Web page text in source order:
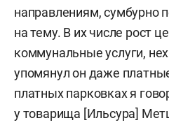
направлениям, сумбурно
на тему. В их числе рост
коммунальные услуги,
упомянул он даже
платных парковках я
у товарища [Ильсура]